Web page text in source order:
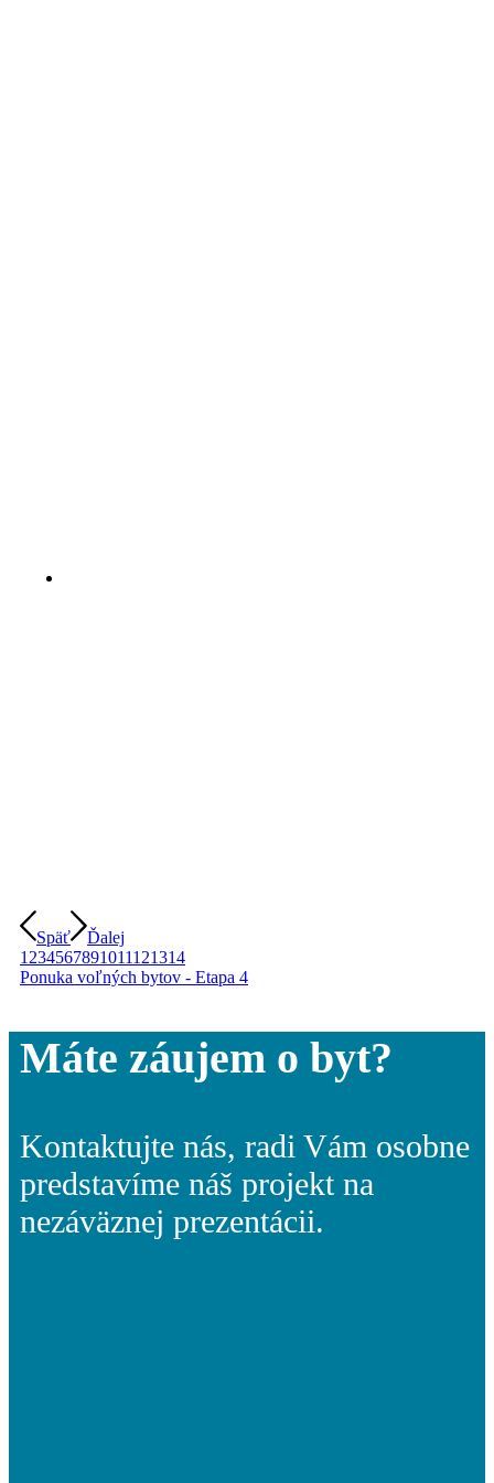
Späť
Ďalej
1 234567891011121314
Ponuka voľných bytov - Etapa 4
Máte záujem o byt?
Kontaktujte nás, radi Vám osobne
predstavíme náš projekt na
nezáväznej prezentácii.